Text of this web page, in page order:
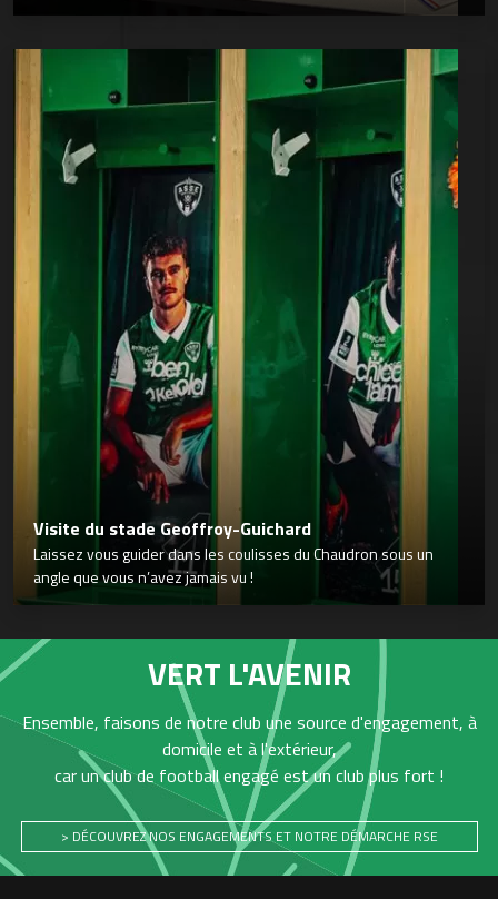
Visite du stade Geoffroy-Guichard
Laissez vous guider dans les coulisses du Chaudron sous un
angle que vous n’avez jamais vu !
VERT L'AVENIR
Ensemble, faisons de notre club une source d'engagement, à
domicile et à l'extérieur,
car un club de football engagé est un club plus fort !
> DÉCOUVREZ NOS ENGAGEMENTS ET NOTRE DÉMARCHE RSE